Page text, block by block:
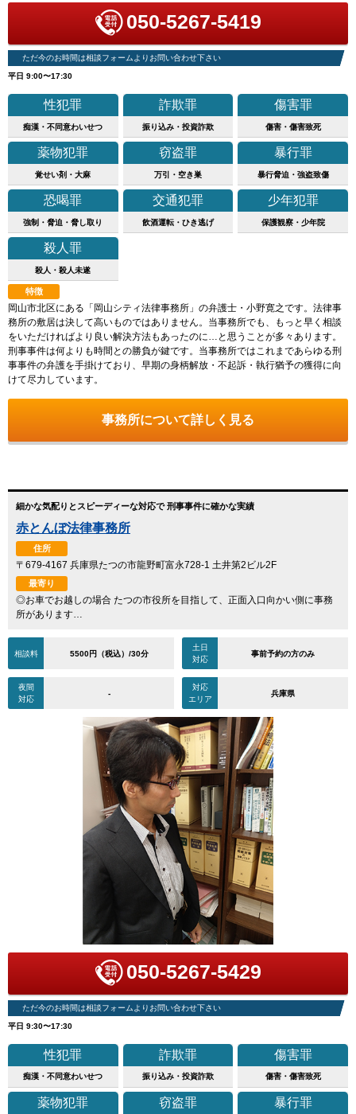
050-5267-5419
ただ今のお時間は相談フォームよりお問い合わせ下さい
平日 9:00〜17:30
性犯罪
痴漢・不同意わいせつ
詐欺罪
振り込み・投資詐欺
傷害罪
傷害・傷害致死
薬物犯罪
覚せい剤・大麻
窃盗罪
万引・空き巣
暴行罪
暴行脅迫・強盗致傷
恐喝罪
強制・脅迫・脅し取り
交通犯罪
飲酒運転・ひき逃げ
少年犯罪
保護観察・少年院
殺人罪
殺人・殺人未遂
特徴
岡山市北区にある「岡山シティ法律事務所」の弁護士・小野寛之です。法律事
務所の敷居は決して高いものではありません。当事務所でも、もっと早く相談
をいただければより良い解決方法もあったのに…と思うことが多々あります。
刑事事件は何よりも時間との勝負が鍵です。当事務所ではこれまであらゆる刑
事事件の弁護を手掛けており、早期の身柄解放・不起訴・執行猶予の獲得に向
けて尽力しています。
事務所について詳しく見る
細かな気配りとスピーディーな対応で 刑事事件に確かな実績
赤とんぼ法律事務所
住所
〒679-4167 兵庫県たつの市龍野町富永728-1 土井第2ビル2F
最寄り
◎お車でお越しの場合 たつの市役所を目指して、正面入口向かい側に事務
所があります…
相談料 5500円（税込）/30分
土日
対応
事前予約の方のみ
夜間
対応
-
対応
エリア
兵庫県
050-5267-5429
ただ今のお時間は相談フォームよりお問い合わせ下さい
平日 9:30〜17:30
性犯罪
痴漢・不同意わいせつ
詐欺罪
振り込み・投資詐欺
傷害罪
傷害・傷害致死
薬物犯罪 窃盗罪 暴行罪